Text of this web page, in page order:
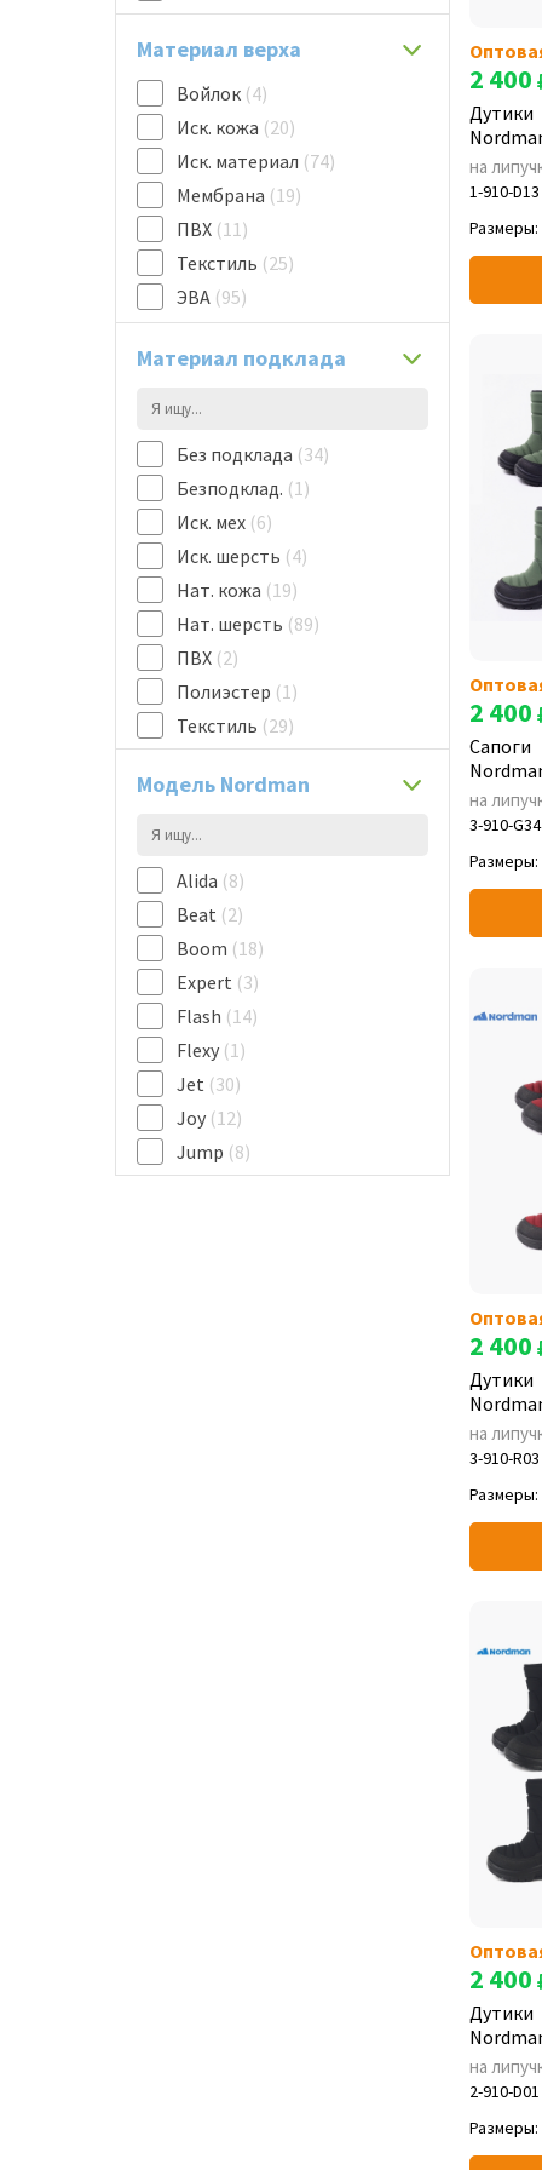
46(3)
46/47(3)
47(1)
47/48(2)
Материал верха
Войлок (4)
Иск. кожа (20)
Иск. материал (74)
Мембрана (19)
ПВХ (11)
Текстиль (25)
ЭВА (95)
Материал подклада
Без подклада (34)
Безподклад. (1)
Иск. мех (6)
Иск. шерсть (4)
Нат. кожа (19)
Нат. шерсть (89)
ПВХ (2)
Полиэстер (1)
Текстиль (29)
Чулок Флис(1)
Модель Nordman
Alida (8)
Beat (2)
Boom (18)
Expert (3)
Flash (14)
Flexy (1)
Jet (30)
Joy (12)
Jump (8)
2 400
Дутики
на
1-910-D13
Размеры:
2 400
Сапоги
на
3-910-G34
Размеры:
2 400
Дутики
на
3-910-R03
Размеры:
2 400
Дутики
на
2-910-D01
Размеры: